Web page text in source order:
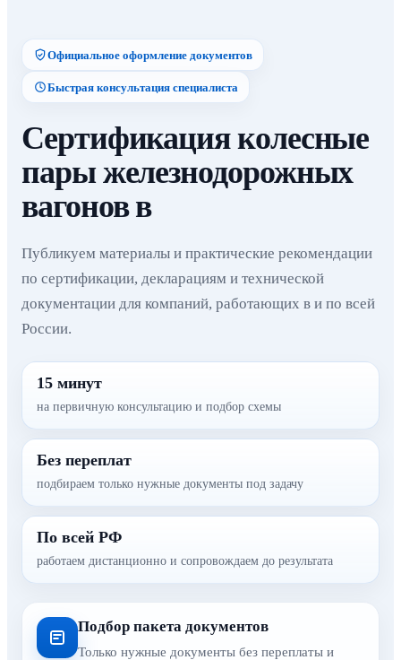
Официальное оформление документов
Быстрая консультация специалиста
Сертификация колесные
пары железнодорожных
вагонов в
Публикуем материалы и практические рекомендации
по сертификации, декларациям и технической
документации для компаний, работающих в и по всей
России.
15 минут
на первичную консультацию и подбор схемы
Без переплат
подбираем только нужные документы под задачу
По всей РФ
работаем дистанционно и сопровождаем до результата
Подбор пакета документов
Только нужные документы без переплаты и